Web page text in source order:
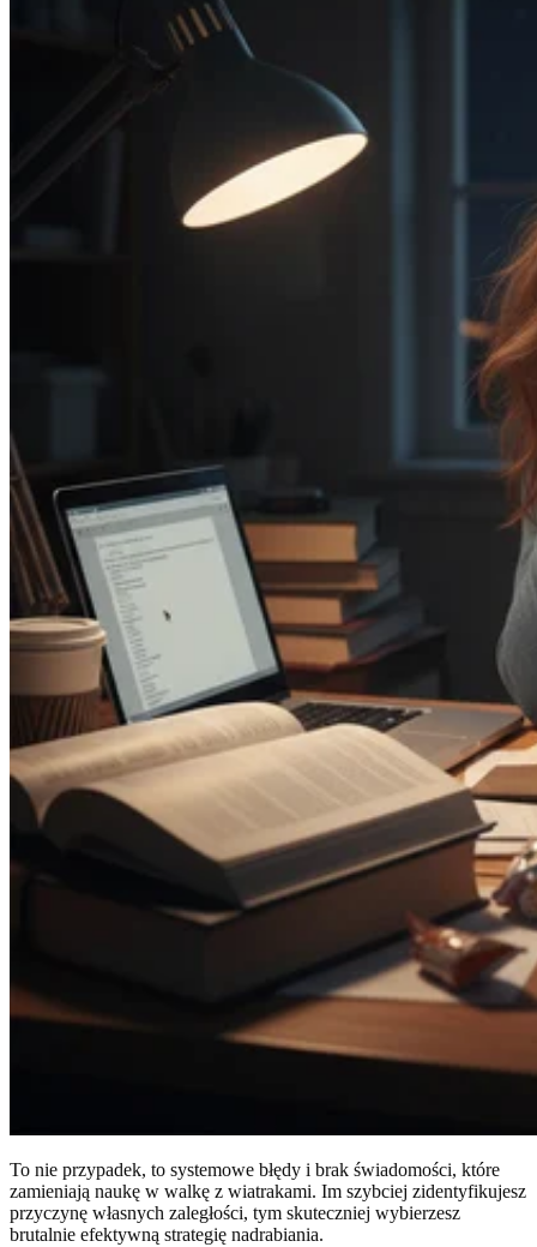
To nie przypadek, to systemowe błędy i brak świadomości, które
zamieniają naukę w walkę z wiatrakami. Im szybciej zidentyfikujesz
przyczynę własnych zaległości, tym skuteczniej wybierzesz
brutalnie efektywną strategię nadrabiania.